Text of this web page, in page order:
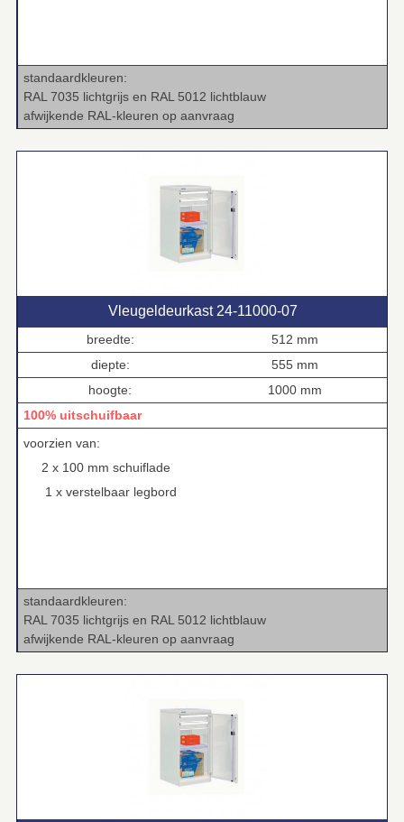
standaardkleuren:
RAL 7035 lichtgrijs en RAL 5012 lichtblauw
afwijkende RAL‑kleuren op aanvraag
Vleugeldeurkast 24‑11000‑07
breedte:
512 mm
diepte:
555 mm
hoogte:
1000 mm
100% uitschuifbaar
voorzien van:
2 x 100 mm schuiflade
1 x verstelbaar legbord
standaardkleuren:
RAL 7035 lichtgrijs en RAL 5012 lichtblauw
afwijkende RAL‑kleuren op aanvraag